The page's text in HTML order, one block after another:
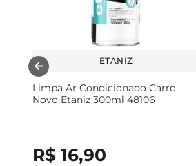
ETANIZ
Limpa Ar Condicionado Carro
Novo Etaniz 300ml 48106
R$ 16,90